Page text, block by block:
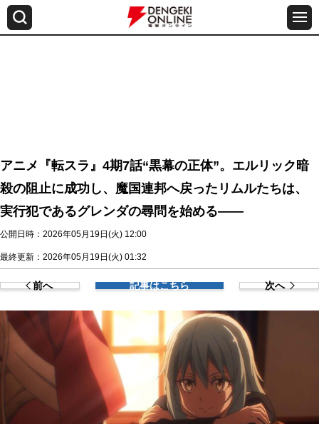
アニメ『転スラ』4期7話“黒幕の正体”。エルリック暗
殺の阻止に成功し、魔国連邦へ戻ったリムルたちは、
実行犯であるグレンダの尋問を始める――
公開日時：2026年05月19日(火) 12:00
最終更新：2026年05月19日(火) 01:32
前へ 記事はこちら 次へ